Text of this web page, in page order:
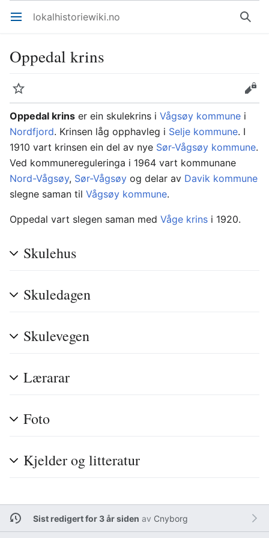
Åpne hovedmenyen lokalhistoriewiki.no Søk
Oppedal krins
Overvåk
Rediger
Oppedal krins er ein skulekrins i Vågsøy kommune i
Nordfjord. Krinsen låg opphavleg i Selje kommune. I
1910 vart krinsen ein del av nye Sør-Vågsøy kommune.
Ved kommunereguleringa i 1964 vart kommunane
Nord-Vågsøy, Sør-Vågsøy og delar av Davik kommune
slegne saman til Vågsøy kommune.
Oppedal vart slegen saman med Våge krins i 1920.
Skulehus
Skuledagen
Skulevegen
Lærarar
Foto
Kjelder og litteratur
Sist redigert for 3 år siden av Cnyborg